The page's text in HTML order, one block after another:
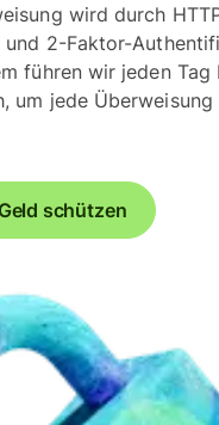
wird durch
und 2-Faktor-
führen wir jeden Tag
um jede
schützen